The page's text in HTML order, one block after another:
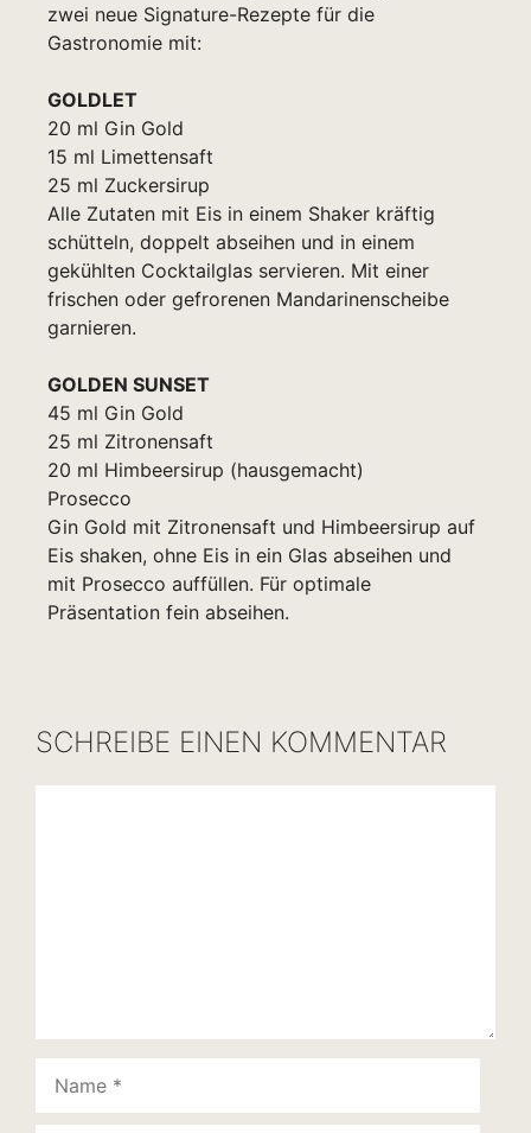
zwei neue Signature-Rezepte für die
Gastronomie mit:
GOLDLET
20 ml Gin Gold
15 ml Limettensaft
25 ml Zuckersirup
Alle Zutaten mit Eis in einem Shaker kräftig
schütteln, doppelt abseihen und in einem
gekühlten Cocktailglas servieren. Mit einer
frischen oder gefrorenen Mandarinenscheibe
garnieren.
GOLDEN SUNSET
45 ml Gin Gold
25 ml Zitronensaft
20 ml Himbeersirup (hausgemacht)
Prosecco
Gin Gold mit Zitronensaft und Himbeersirup auf
Eis shaken, ohne Eis in ein Glas abseihen und
mit Prosecco auffüllen. Für optimale
Präsentation fein abseihen.
SCHREIBE EINEN KOMMENTAR